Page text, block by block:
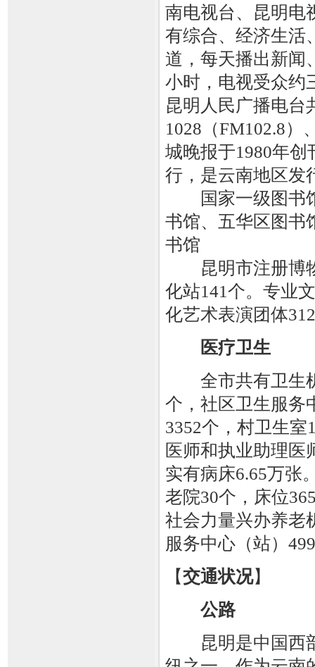
南电视台、昆明电
有综合、经济生活
道，每天播出新闻
小时，电视受众约
昆明人民广播电台
1028（FM102.8）
城晚报于1980年
行，是云南地区发
国家一级图书馆
书馆、五华区图书
书馆
昆明市注册博物
化站141个。专业
化艺术表演团体
医疗卫生
全市共有卫生机
个，社区卫生服务
3352个，村卫生室
医师和执业助理医
实有病床6.65万张
老院30个，床位
社会力量兴办养老
服务中心（站）
【交通状况】
公路
昆明是中国西